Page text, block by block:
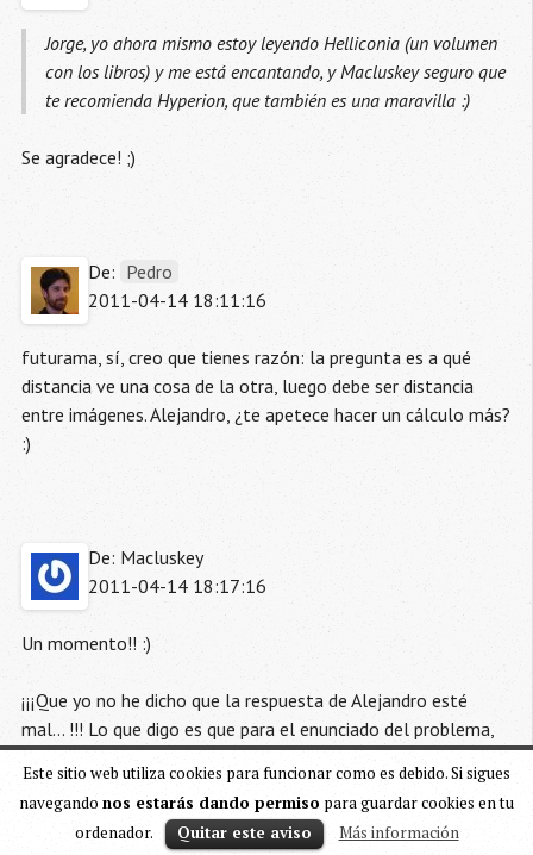
Este sitio web utiliza cookies para funcionar como es debido. Si sigues
navegando nos estarás dando permiso para guardar cookies en tu
ordenador.
Quitar este aviso Más información
Jorge, yo ahora mismo estoy leyendo Helliconia (un volumen
con los libros) y me está encantando, y Macluskey seguro que
te recomienda Hyperion, que también es una maravilla :)
Se agradece! ;)
De: Pedro
2011-04-14 18:11:16
futurama, sí, creo que tienes razón: la pregunta es a qué
distancia ve una cosa de la otra, luego debe ser distancia
entre imágenes. Alejandro, ¿te apetece hacer un cálculo más?
:)
De: Macluskey
2011-04-14 18:17:16
Un momento!! :)
¡¡¡Que yo no he dicho que la respuesta de Alejandro esté
mal... !!! Lo que digo es que para el enunciado del problema,
tener en cuenta que hay varios rayos que llegan a la córnea y
el cristalino (que es la lente que enfoca los rayos en la
retina), es, simplemente,demasiao.